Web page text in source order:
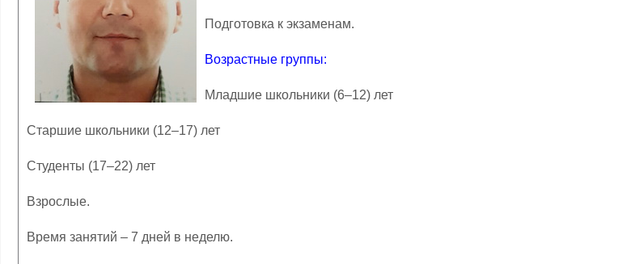
Подготовка к экзаменам.
Возрастные группы:
Младшие школьники (6–12) лет
Старшие школьники (12–17) лет
Студенты (17–22) лет
Взрослые.
Время занятий – 7 дней в неделю.